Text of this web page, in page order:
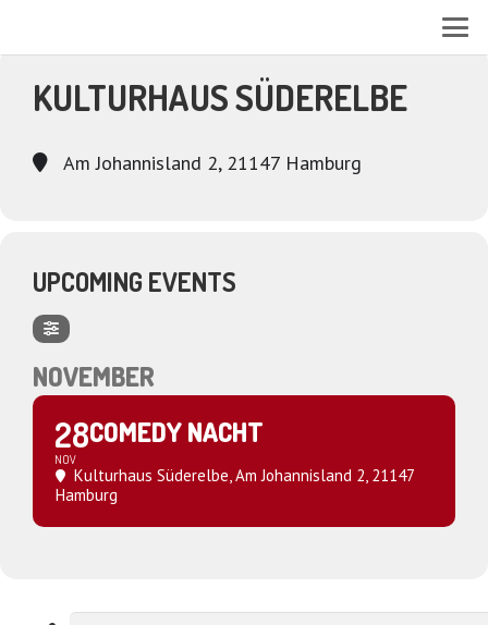
KULTURHAUS SÜDERELBE
Am Johannisland 2, 21147 Hamburg
UPCOMING EVENTS
NOVEMBER
28
NOV
COMEDY NACHT
Kulturhaus Süderelbe, Am Johannisland 2, 21147
Hamburg